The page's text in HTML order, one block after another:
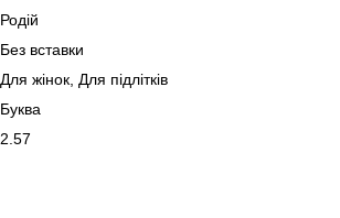
Родій
Без вставки
Для жінок, Для підлітків
Буква
2.57